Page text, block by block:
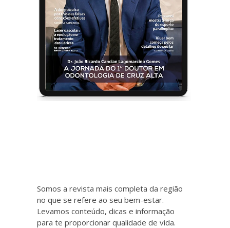
Somos a revista mais completa da região
no que se refere ao seu bem-estar.
Levamos conteúdo, dicas e informação
para te proporcionar qualidade de vida.